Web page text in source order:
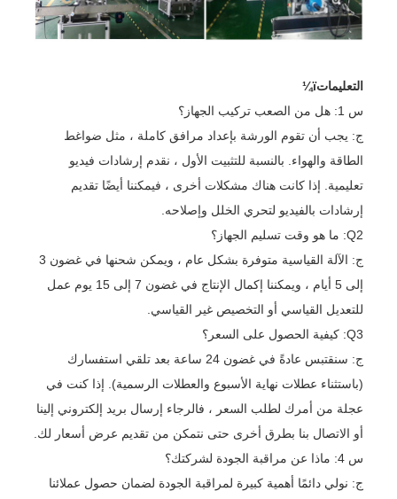
التعليماتï¼
س 1: هل من الصعب تركيب الجهاز؟
ج: يجب أن تقوم الورشة بإعداد مرافق كاملة ، مثل ضواغط
الطاقة والهواء. بالنسبة للتثبيت الأول ، نقدم إرشادات فيديو
تعليمية. إذا كانت هناك مشكلات أخرى ، فيمكننا أيضًا تقديم
إرشادات بالفيديو لتحري الخلل وإصلاحه.
Q2: ما هو وقت تسليم الجهاز؟
ج: الآلة القياسية متوفرة بشكل عام ، ويمكن شحنها في غضون 3
إلى 5 أيام ، ويمكننا إكمال الإنتاج في غضون 7 إلى 15 يوم عمل
للتعديل القياسي أو التخصيص غير القياسي.
Q3: كيفية الحصول على السعر؟
ج: سنقتبس عادةً في غضون 24 ساعة بعد تلقي استفسارك
(باستثناء عطلات نهاية الأسبوع والعطلات الرسمية). إذا كنت في
عجلة من أمرك لطلب السعر ، فالرجاء إرسال بريد إلكتروني إلينا
أو الاتصال بنا بطرق أخرى حتى نتمكن من تقديم عرض أسعار لك.
س 4: ماذا عن مراقبة الجودة لشركتك؟
ج: نولي دائمًا أهمية كبيرة لمراقبة الجودة لضمان حصول عملائنا